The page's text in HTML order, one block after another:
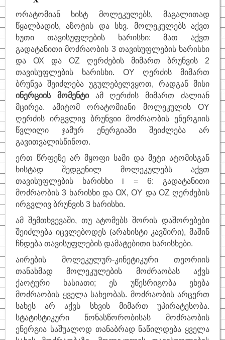
ორატომიან ხისტ მოლეკულებს, მაგალითად
წყალბადის, აზოტის და სხვ. მოლეკულებს აქვთ
ხუთი თავისუფლების ხარისხი: მათ აქვთ
გადატანითი მოძრაობის 3 თავისუფლების ხარისხი
და ОХ და OZ ღერძების მიმართ ბრუნვის 2
თავისუფლების ხარისხი. OY ღერძის მიმართ
ბრუნვა შეიძლება უგულებელვყოთ, რადგან მისი
ინერციის მომენტიამ ღერძის მიმართ ძალიან
მცირეა. ამიტომ ორატომიანი მოლეკულის OY
ღერძის ირგვლივ ბრუნვიი მოძრაობის ენერგიის
წვლილი ჯამურ ენერგიაში შეიძლება არ
გავითვალისწინოთ.
ერთ წრფეზე არ მყოფი სამი და მეტი ატომისგან
ხისტად შედგენილ მოლეკულებს აქვთ
თავისუფლების ხარისხი i = 6: გადატანითი
მოძრაობის 3 ხარისხი და ОХ, OY და OZ ღერძების
ირგვლივ ბრუნვის 3 ხარისხი.
ამ შემთხვევაში, თუ ატომებს შორის დაშორებები
შეიძლება იცვლებოდეს (არახისტი კავშირი), მაშინ
ჩნდება თავისუფლების დამატებითი ხარისხები.
აირების მოლეკულურ-კინეტიკური თეორიის
თანახმად მოლეკულების მოძრაობას აქვს
ქაოტური ხასიათი; ეს უწესრიგობა ეხება
მოძრაობის ყველა სახეობას. მოძრაობის არცერთ
სახეს არ აქვს სხვის მიმართ უპირატესობა.
სტატისტიკური წონასწორობისას მოძრაობის
ენერგია საშუალოდ თანაბრად ნაწილდება ყველა